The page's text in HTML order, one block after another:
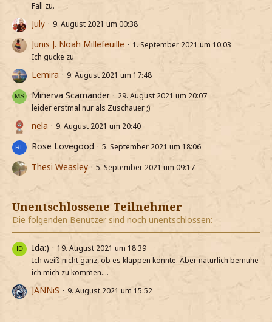
Fall zu.
July 9. August 2021 um 00:38
Junis J. Noah Millefeuille
1. September 2021 um 10:03
Ich gucke zu
Lemira 9. August 2021 um 17:48
Minerva Scamander
29. August 2021 um 20:07
leider erstmal nur als Zuschauer ;)
nela 9. August 2021 um 20:40
Rose Lovegood 5. September 2021 um 18:06
Thesi Weasley 5. September 2021 um 09:17
Unentschlossene Teilnehmer
Die folgenden Benutzer sind noch unentschlossen:
Ida:)
19. August 2021 um 18:39
Ich weiß nicht ganz, ob es klappen könnte. Aber natürlich bemühe
ich mich zu kommen....
JANNiS 9. August 2021 um 15:52